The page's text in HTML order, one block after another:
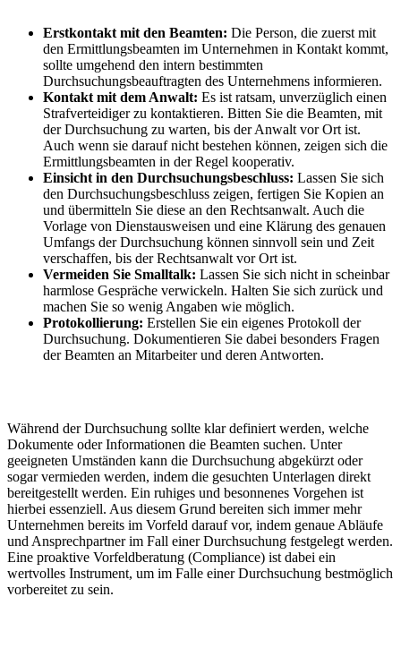
Erstkontakt mit den Beamten: Die Person, die zuerst mit
den Ermittlungsbeamten im Unternehmen in Kontakt kommt,
sollte umgehend den intern bestimmten
Durchsuchungsbeauftragten des Unternehmens informieren.
Kontakt mit dem Anwalt: Es ist ratsam, unverzüglich einen
Strafverteidiger zu kontaktieren. Bitten Sie die Beamten, mit
der Durchsuchung zu warten, bis der Anwalt vor Ort ist.
Auch wenn sie darauf nicht bestehen können, zeigen sich die
Ermittlungsbeamten in der Regel kooperativ.
Einsicht in den Durchsuchungsbeschluss: Lassen Sie sich
den Durchsuchungsbeschluss zeigen, fertigen Sie Kopien an
und übermitteln Sie diese an den Rechtsanwalt. Auch die
Vorlage von Dienstausweisen und eine Klärung des genauen
Umfangs der Durchsuchung können sinnvoll sein und Zeit
verschaffen, bis der Rechtsanwalt vor Ort ist.
Vermeiden Sie Smalltalk: Lassen Sie sich nicht in scheinbar
harmlose Gespräche verwickeln. Halten Sie sich zurück und
machen Sie so wenig Angaben wie möglich.
Protokollierung: Erstellen Sie ein eigenes Protokoll der
Durchsuchung. Dokumentieren Sie dabei besonders Fragen
der Beamten an Mitarbeiter und deren Antworten.
Während der Durchsuchung sollte klar definiert werden, welche
Dokumente oder Informationen die Beamten suchen. Unter
geeigneten Umständen kann die Durchsuchung abgekürzt oder
sogar vermieden werden, indem die gesuchten Unterlagen direkt
bereitgestellt werden. Ein ruhiges und besonnenes Vorgehen ist
hierbei essenziell. Aus diesem Grund bereiten sich immer mehr
Unternehmen bereits im Vorfeld darauf vor, indem genaue Abläufe
und Ansprechpartner im Fall einer Durchsuchung festgelegt werden.
Eine proaktive Vorfeldberatung (Compliance) ist dabei ein
wertvolles Instrument, um im Falle einer Durchsuchung bestmöglich
vorbereitet zu sein.